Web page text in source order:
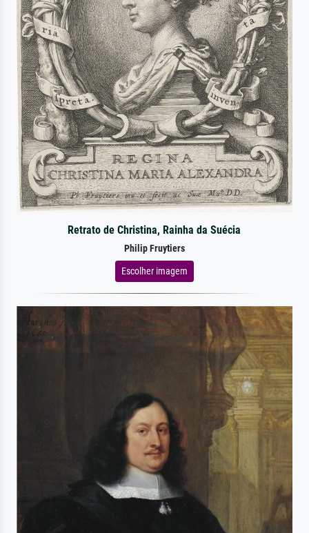
Retrato de Christina, Rainha da Suécia
Philip Fruytiers
Escolher imagem